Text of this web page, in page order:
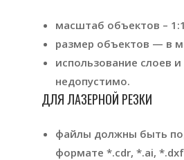
масштаб объектов –
размер объектов — в
использование слоев
недопустимо.
ДЛЯ ЛАЗЕРНОЙ РЕЗКИ
файлы должны быть
формате *.cdr, *.ai,